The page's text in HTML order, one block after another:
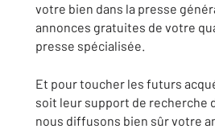
votre bien dans la presse
annonces gratuites de votre
presse spécialisée.
Et pour toucher les futurs
soit leur support de recherche
nous diffusons bien sûr votre